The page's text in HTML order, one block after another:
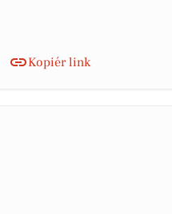
Kopiér link